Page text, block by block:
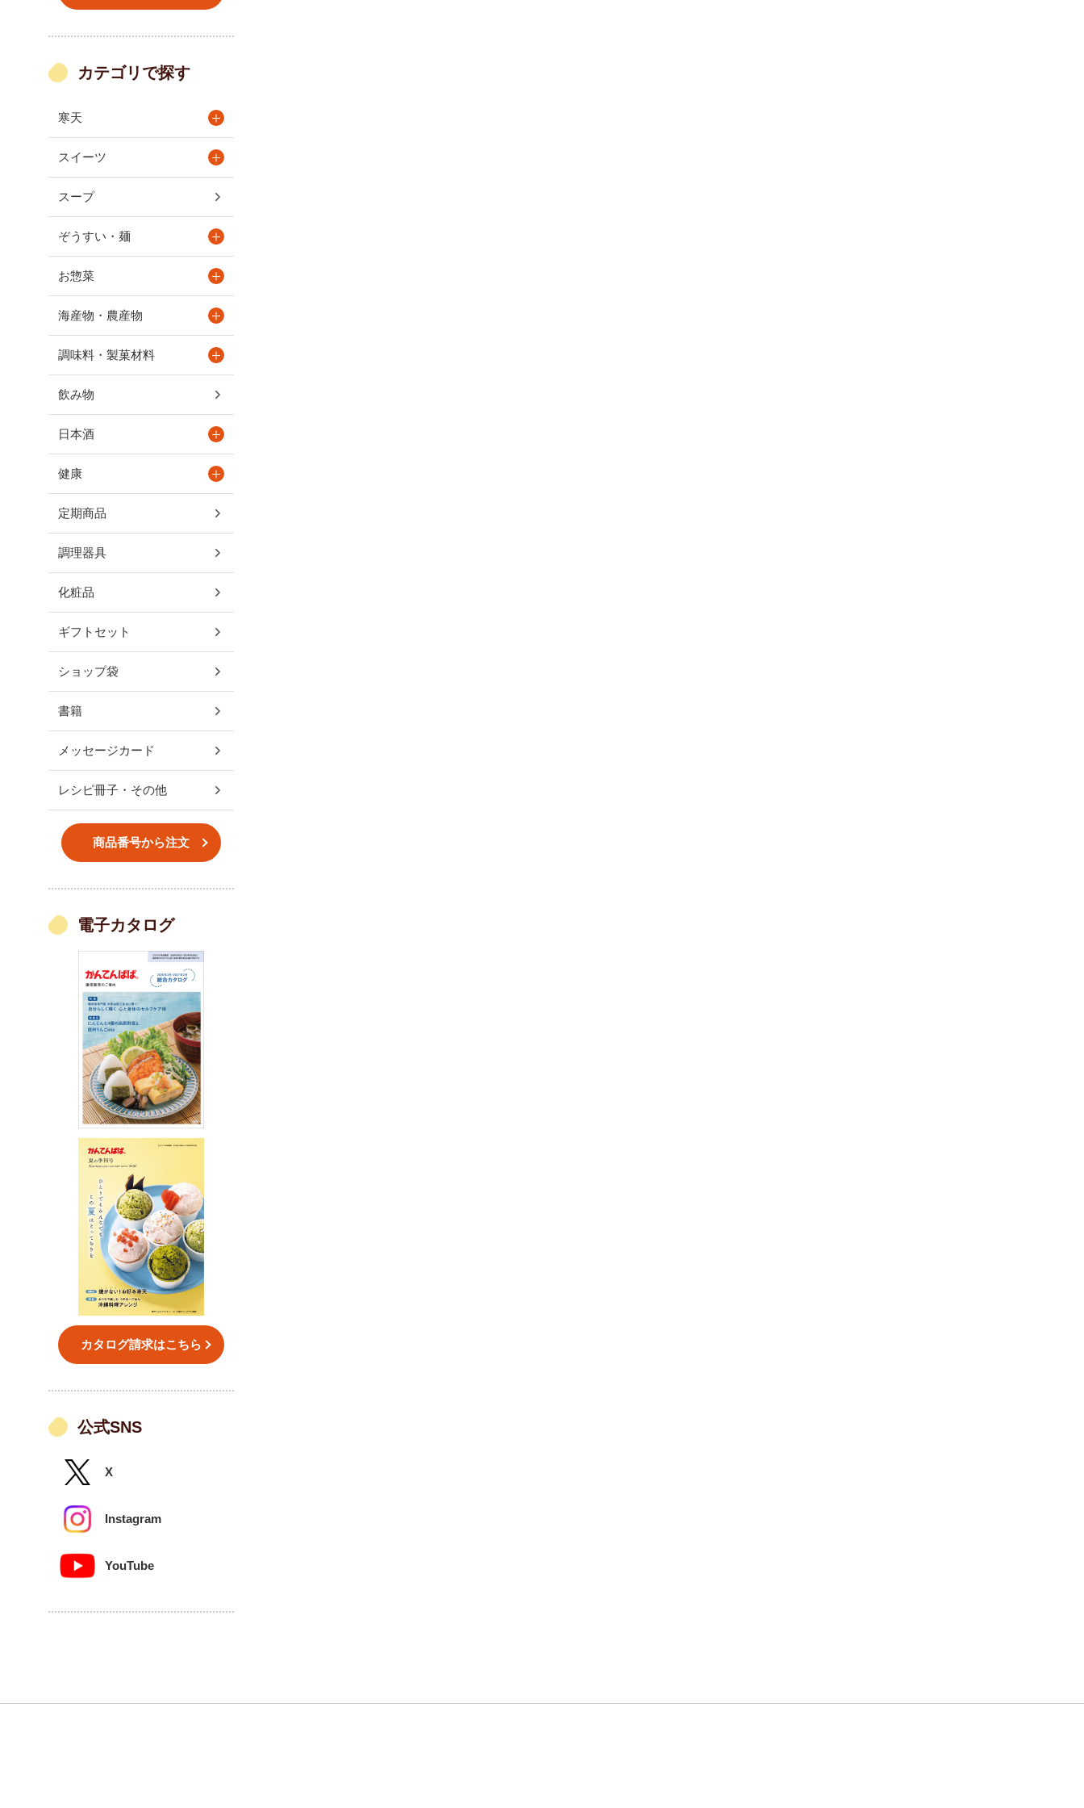
カテゴリで探す
寒天
スイーツ
スープ
ぞうすい・麺
お惣菜
海産物・農産物
調味料・製菓材料
飲み物
日本酒
健康
定期商品
調理器具
化粧品
ギフトセット
ショップ袋
書籍
メッセージカード
レシピ冊子・その他
商品番号から注文
電子カタログ
カタログ請求はこちら
公式SNS
X
Instagram
YouTube